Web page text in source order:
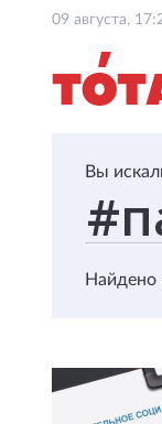
09 августа,
Вы
Найдено